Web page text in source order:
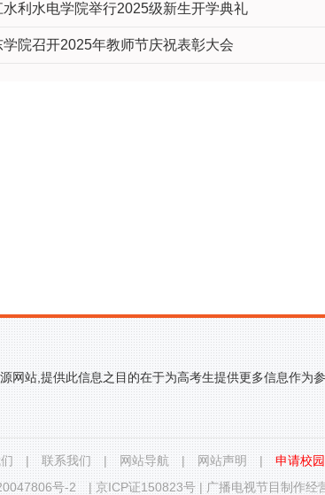
水利水电学院举行2025级新生开学典礼
学院召开2025年教师节庆祝表彰大会
网站,提供此信息之目的在于为高考生提供更多信息作为
| 联系我们 | 网站导航 | 网站声明 | 申请校
号-2
|京ICP证150823号|广播电视节目制作经